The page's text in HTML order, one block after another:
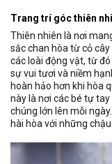
Trang trí góc thiên
Thiên nhiên là nơi
sắc chan hòa từ cỏ
các loài động vật, từ
sự vui tươi và niềm
hoàn hảo hơn khi hòa
này là nơi các bé tự
chúng lớn lên mỗi
hài hòa với những